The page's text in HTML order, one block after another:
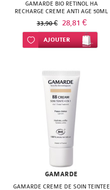
GAMARDE BIO RETINOL HA
RECHARGE CREME ANTI AGE 50ML
33,90 € 28,81 €
Ajouter à ma liste d’envie
AJOUTER
GAMARDE
GAMARDE CREME DE SOIN TEINTEE